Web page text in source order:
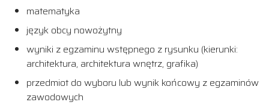
matematyka
język obcy nowożytny
wyniki z egzaminu wstępnego z rysunku (kierunki:
architektura, architektura wnętrz, grafika)
przedmiot do wyboru lub wynik końcowy z egzaminów
zawodowych